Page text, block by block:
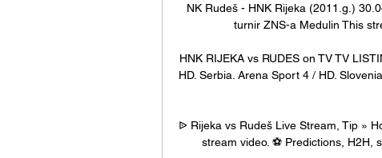
NK Rudeš - HNK Rijeka (2011.g.)
turnir ZNS-a Medulin This
HNK RIJEKA vs RUDES on TV TV
HD. Serbia. Arena Sport 4 / HD.
ᐉ Rijeka vs Rudeš Live Stream, Tip »
stream video. ⚽️ Predictions, H2H,